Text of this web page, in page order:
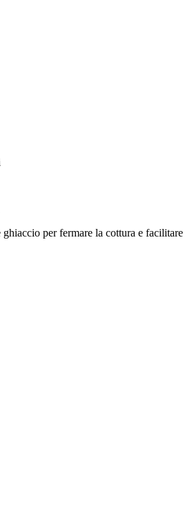
per fermare la cottura e facilitare